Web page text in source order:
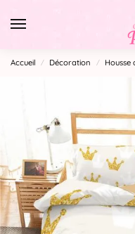
Accueil / Décoration / Housse